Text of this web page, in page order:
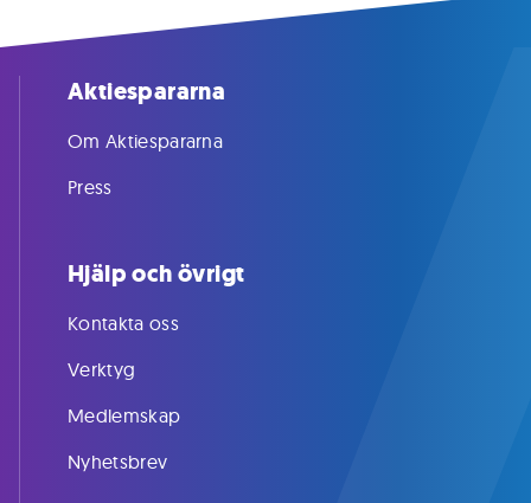
Aktiespararna
Om Aktiespararna
Press
Hjälp och övrigt
Kontakta oss
Verktyg
Medlemskap
Nyhetsbrev